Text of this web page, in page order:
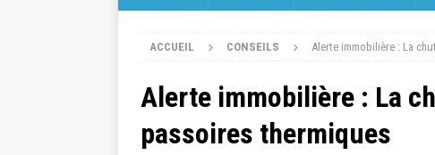
ACCUEIL CONSEILS Alerte immobilière : La
Alerte immobilière : La
passoires thermiques